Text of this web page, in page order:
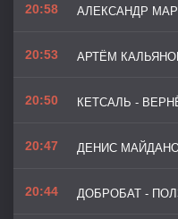
20:58
20:53
20:50 КЕТСАЛЬ -
20:47 ДЕНИС
20:44 ДОБРОБАТ -